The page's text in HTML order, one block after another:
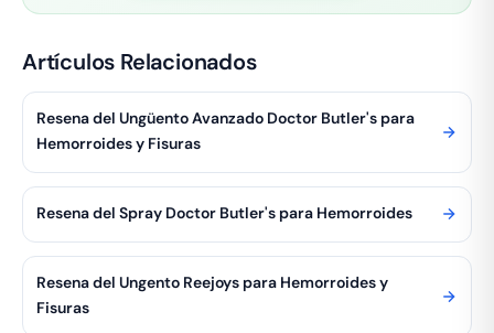
Artículos Relacionados
Resena del Ungüento Avanzado Doctor Butler's para
Hemorroides y Fisuras
Resena del Spray Doctor Butler's para Hemorroides
Resena del Ungento Reejoys para Hemorroides y
Fisuras